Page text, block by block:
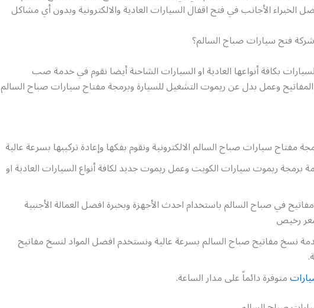
الخبراء الأجانب في فتح اقفال السيارات العادية والالكترونية وبدون أي مشاكل
فتح سيارات صباح السالم؟
بكافة أنواعها العادية او السيارات الشاحنة أيضا نقوم في خدمة صب
وعمل بدل عن ريموت التشغيل للسيارة وبرمجة مفتاح سيارات صباح السالم
مفتاح سيارات صباح السالم الالكترونية ونقوم بفكها وإعادة تركيبها بسرعة عالية
برمجة ريموت سيارات الكويت وعمل ريموت جديد لكافة أنواع السيارات العادية او
في صباح السالم باستخدام احدث الأجهزة وبخبرة افضل العمالة الأجنبية
رخيص
نسخ مفاتيح صباح السالم بسرعة عالية ونستخدم افضل المواد لنسخ مفاتيح
متوفرة دائماً على مدار الساعة.